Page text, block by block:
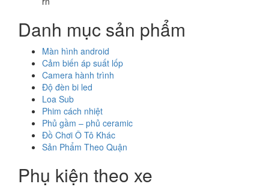
Danh mục sản phẩm
Màn hình android
Cảm biến áp suất lốp
Camera hành trình
Độ đèn bi led
Loa Sub
Phim cách nhiệt
Phủ gầm – phủ ceramic
Đồ Chơi Ô Tô Khác
Sản Phẩm Theo Quận
Phụ kiện theo xe